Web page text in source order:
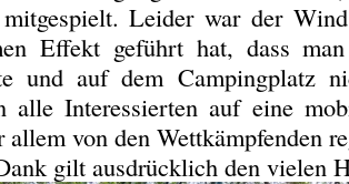
Leider war der
Effekt geführt hat, dass
und auf dem Campingplatz
alle Interessierten auf eine
allem von den Wettkämpfenden
gilt ausdrücklich den vielen